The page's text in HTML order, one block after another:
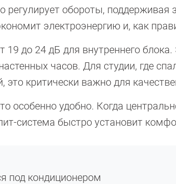
регулирует обороты, поддерживая
электроэнергию и, как
19 до 24 дБ для внутреннего
часов. Для студии, где
это критически важно для
особенно удобно. Когда
система быстро установит
под кондиционером